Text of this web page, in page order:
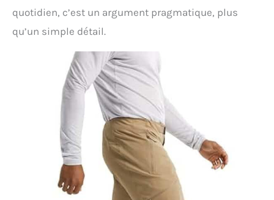
quotidien, c’est un argument pragmatique, plus
qu’un simple détail.